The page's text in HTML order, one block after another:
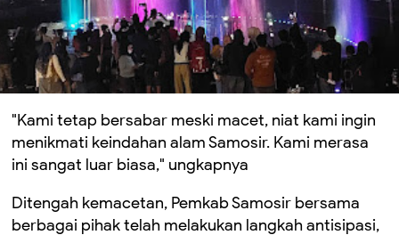
"Kami tetap bersabar meski macet, niat kami ingin
menikmati keindahan alam Samosir. Kami merasa
ini sangat luar biasa," ungkapnya
Ditengah kemacetan, Pemkab Samosir bersama
berbagai pihak telah melakukan langkah antisipasi,